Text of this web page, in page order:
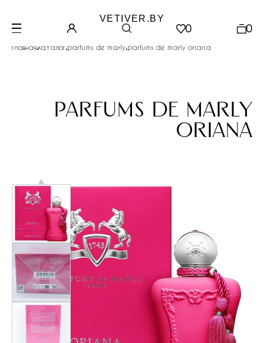
VETIVER.BY
0 0
главная.каталог.parfums de marly.parfums de marly oriana
parfums de marly
oriana